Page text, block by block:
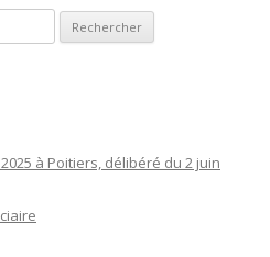
à Poitiers, délibéré du 2 juin